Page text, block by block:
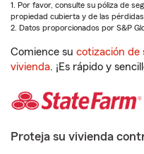
1. Por favor, consulte su póliza de
propiedad cubierta y de las pérdidas
2. Datos proporcionados por S&P
Comience su cotización de
vivienda. ¡Es rápido y
Proteja su vivienda